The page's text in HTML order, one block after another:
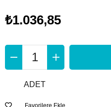
₺1.036,85
ADET